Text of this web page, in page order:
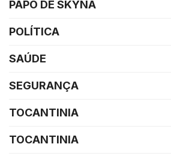
PAPO DE SKYNA
POLÍTICA
SAÚDE
SEGURANÇA
TOCANTINIA
TOCANTINIA